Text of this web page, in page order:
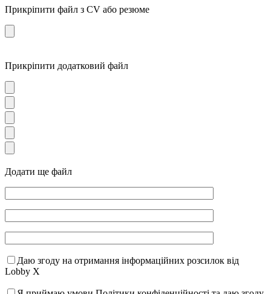
Прикріпити файл з CV або резюме
Прикріпити додатковий файл
Додати ще файл
Даю згоду на отримання інформаційних розсилок від
Lobby X